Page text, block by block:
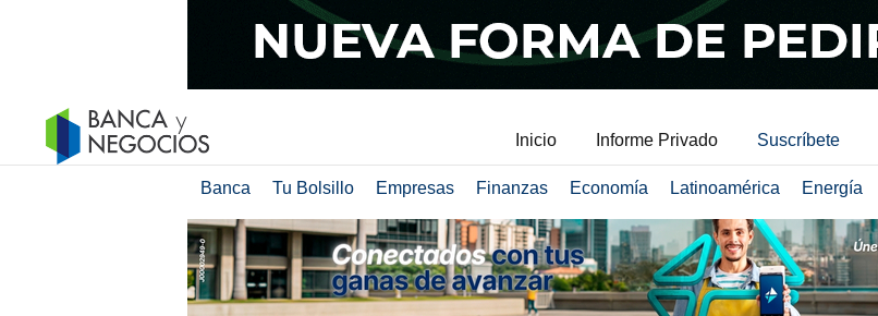
Inicio Informe Privado Suscríbete
Banca Tu Bolsillo Empresas Finanzas Economía Latinoamérica Energía